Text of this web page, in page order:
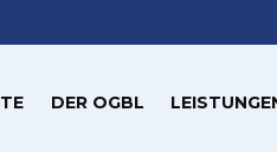
DER OGBL